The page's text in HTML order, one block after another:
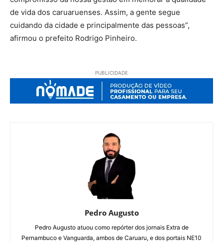
de vida dos caruaruenses. Assim, a gente segue
cuidando da cidade e principalmente das pessoas”,
afirmou o prefeito Rodrigo Pinheiro.
PUBLICIDADE
Pedro Augusto
Pedro Augusto atuou como repórter dos jornais Extra de
Pernambuco e Vanguarda, ambos de Caruaru, e dos portais NE10